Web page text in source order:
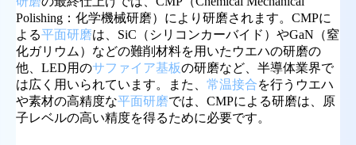
Polishing：化学機械研磨）により研磨されます。CMPに
よる平面研磨は、SiC（シリコンカーバイド）やGaN（窒
化ガリウム）などの難削材料を用いたウエハの研磨の
他、LED用のサファイア基板の研磨など、半導体業界で
は広く用いられています。また、 常温接合を行うウエハ
や素材の高精度な平面研磨では、CMPによる研磨は、原
子レベルの高い精度を得るために必要です。